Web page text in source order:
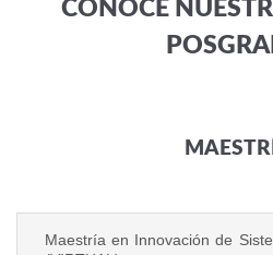
CONOCE
Maestría en Innovación de